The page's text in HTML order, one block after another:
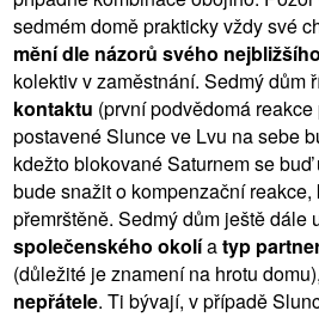
sedmém domě prakticky vždy své
mění dle názorů svého
kolektiv v zaměstnání. Sedmý dům
kontaktu (první podvědomá
postavené Slunce ve Lvu na sebe
kdežto blokované Saturnem se
bude snažit o kompenzační
přemrštěně. Sedmý dům ještě dále
společenského okolíatyp
(důležité je znamení na hrotu
nepřátele. Ti bývají, v případě